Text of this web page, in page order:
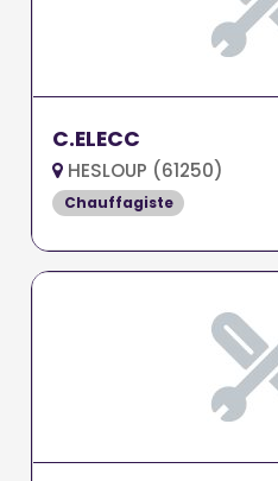
C.ELECC
HESLOUP (61250)
Chauffagiste